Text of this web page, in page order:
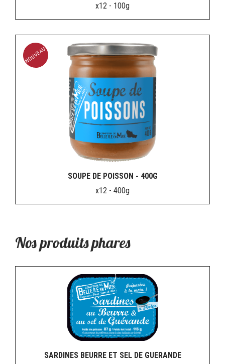
x12 - 100g
NOUVEAU
SOUPE DE POISSON - 400G
x12 - 400g
Nos produits phares
SARDINES BEURRE ET SEL DE GUERANDE